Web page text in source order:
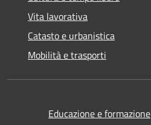
Vita lavorativa
Catasto e urbanistica
Mobilità e trasporti
Educazione e formazione